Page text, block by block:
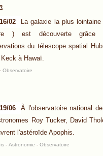
16/02
La galaxie la plus
) est découverte grâce
du télescope spatial
à Hawaï.
- Observatoire
19/06
À l'observatoire national
Roy Tucker, David
l'astéroïde Apophis.
- Astronomie - Observatoire